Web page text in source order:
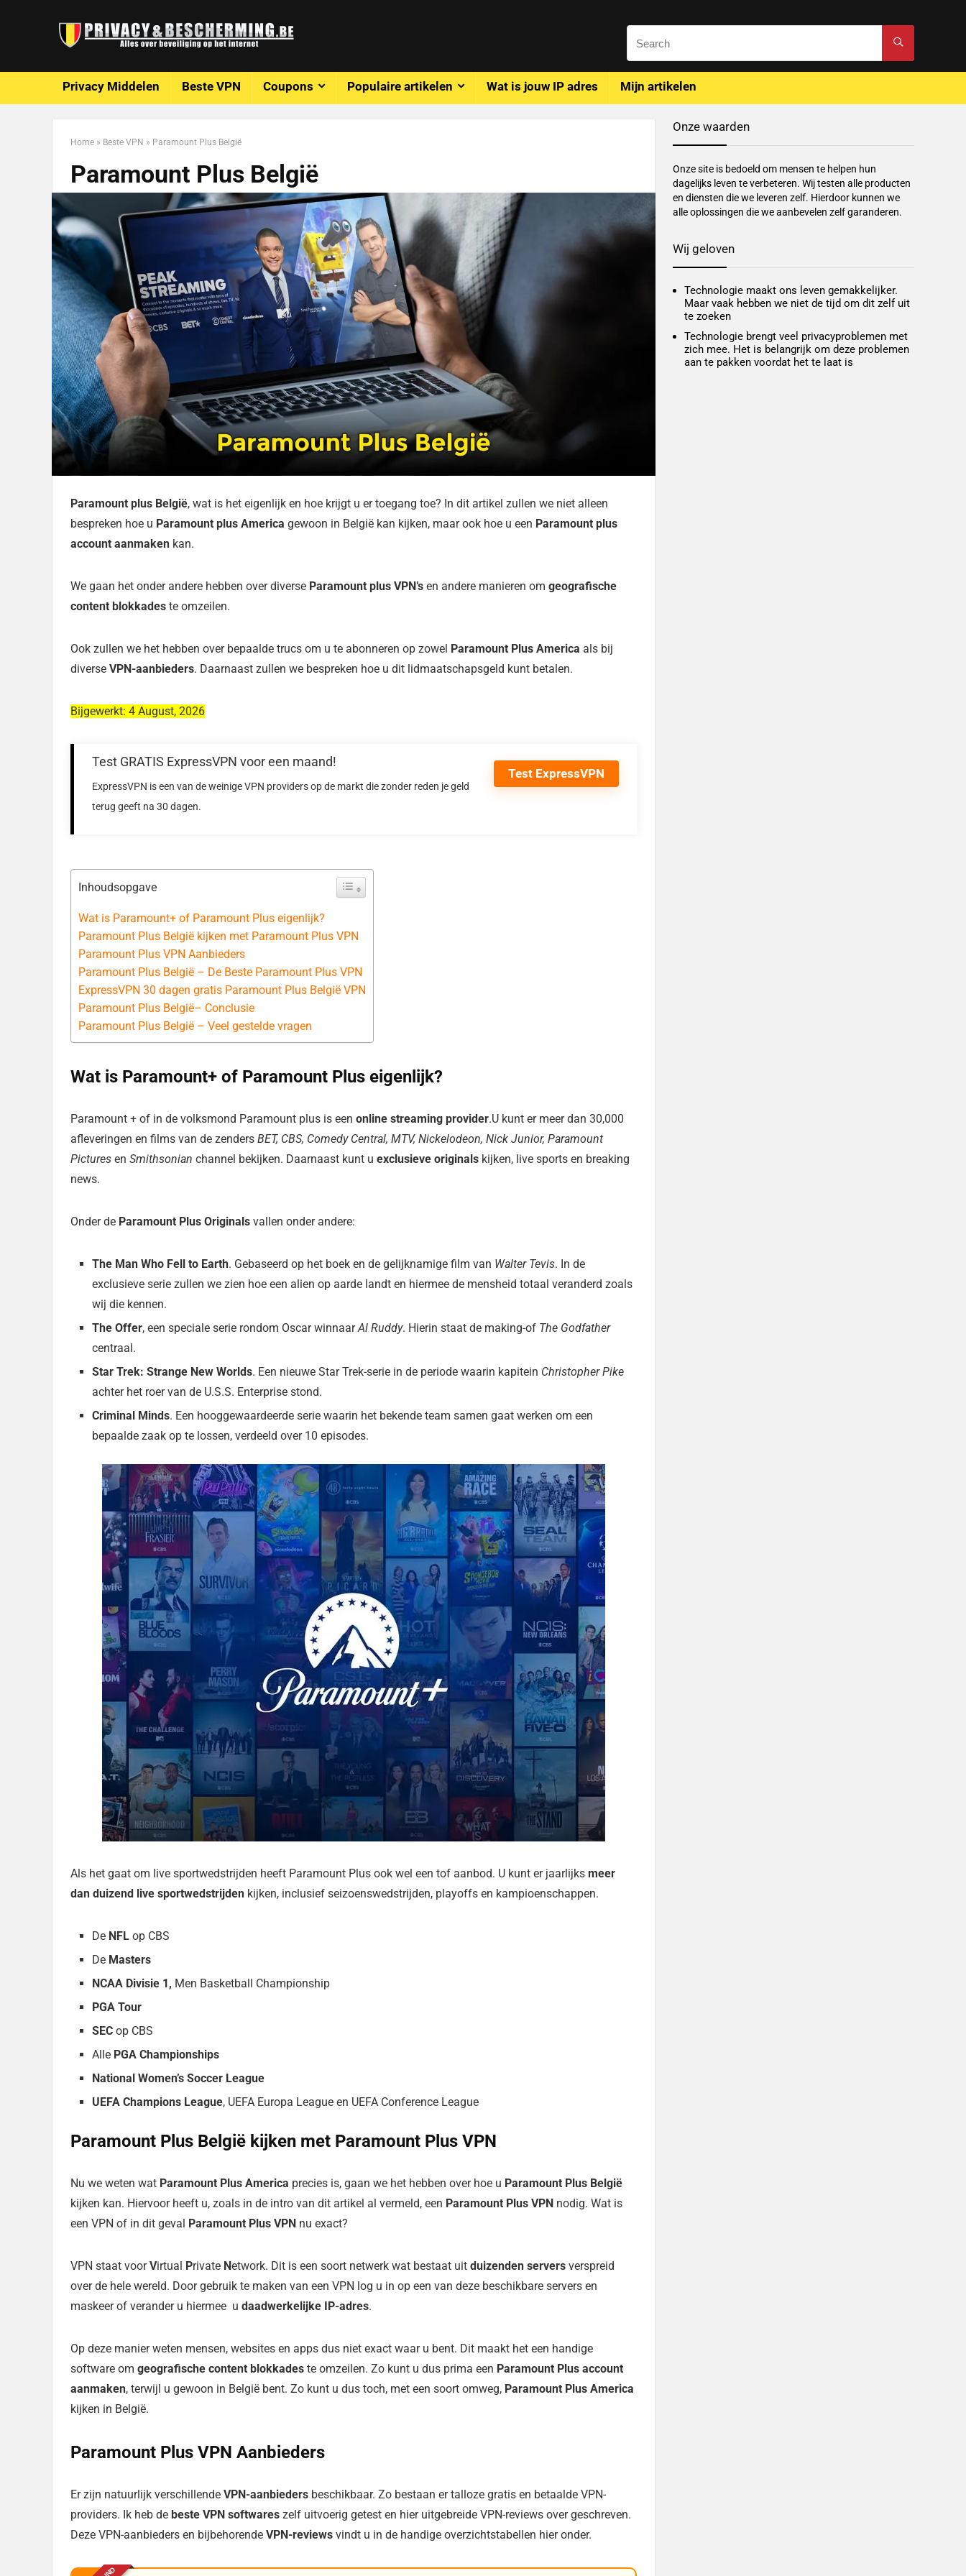
Privacy Middelen Beste VPN Coupons Populaire artikelen Wat is jouw IP adres Mijn artikelen
Home » Beste VPN » Paramount Plus België
Paramount Plus België
Paramount plus België, wat is het eigenlijk en hoe krijgt u er toegang toe? In dit artikel zullen we niet alleen
bespreken hoe u Paramount plus America gewoon in België kan kijken, maar ook hoe u een Paramount plus
account aanmaken kan.
We gaan het onder andere hebben over diverse Paramount plus VPN’s en andere manieren om geografische
content blokkades te omzeilen.
Ook zullen we het hebben over bepaalde trucs om u te abonneren op zowel Paramount Plus America als bij
diverse VPN-aanbieders. Daarnaast zullen we bespreken hoe u dit lidmaatschapsgeld kunt betalen.
Bijgewerkt: 4 August, 2026
Test ExpressVPN
Test GRATIS ExpressVPN voor een maand!
ExpressVPN is een van de weinige VPN providers op de markt die zonder reden je geld
terug geeft na 30 dagen.
Inhoudsopgave
Wat is Paramount+ of Paramount Plus eigenlijk?
Paramount Plus België kijken met Paramount Plus VPN
Paramount Plus VPN Aanbieders
Paramount Plus België – De Beste Paramount Plus VPN
ExpressVPN 30 dagen gratis Paramount Plus België VPN
Paramount Plus België– Conclusie
Paramount Plus België – Veel gestelde vragen
Wat is Paramount+ of Paramount Plus eigenlijk?
Paramount + of in de volksmond Paramount plus is een online streaming provider.U kunt er meer dan 30,000
afleveringen en films van de zenders BET, CBS, Comedy Central, MTV, Nickelodeon, Nick Junior, Paramount
Pictures en Smithsonian channel bekijken. Daarnaast kunt u exclusieve originals kijken, live sports en breaking
news.
Onder de Paramount Plus Originals vallen onder andere:
The Man Who Fell to Earth. Gebaseerd op het boek en de gelijknamige film van Walter Tevis. In de
exclusieve serie zullen we zien hoe een alien op aarde landt en hiermee de mensheid totaal veranderd zoals
wij die kennen.
The Offer, een speciale serie rondom Oscar winnaarAl Ruddy. Hierin staat de making-of The Godfather
centraal.
Star Trek: Strange New Worlds. Een nieuwe Star Trek-serie in de periode waarin kapitein Christopher Pike
achter het roer van de U.S.S. Enterprise stond.
Criminal Minds. Een hooggewaardeerde serie waarin het bekende team samen gaat werken om een
bepaalde zaak op te lossen, verdeeld over 10 episodes.
Als het gaat om live sportwedstrijden heeft Paramount Plus ook wel een tof aanbod. U kunt er jaarlijks meer
dan duizend live sportwedstrijden kijken, inclusief seizoenswedstrijden, playoffs en kampioenschappen.
De NFL op CBS
De Masters
NCAA Divisie 1, Men Basketball Championship
PGA Tour
SEC op CBS
Alle PGA Championships
National Women’s Soccer League
UEFA Champions League, UEFA Europa League en UEFA Conference League
Paramount Plus België kijken met Paramount Plus VPN
Nu we weten wat Paramount Plus America precies is, gaan we het hebben over hoe u Paramount Plus België
kijken kan. Hiervoor heeft u, zoals in de intro van dit artikel al vermeld, een Paramount Plus VPN nodig. Wat is
een VPN of in dit geval Paramount Plus VPN nu exact?
VPN staat voorVirtual Private Network. Dit is een soort netwerk wat bestaat uit duizenden servers verspreid
over de hele wereld. Door gebruik te maken van een VPN log u in op een van deze beschikbare servers en
maskeer of verander u hiermee u daadwerkelijke IP-adres.
Op deze manier weten mensen, websites en apps dus niet exact waar u bent. Dit maakt het een handige
software om geografische content blokkades te omzeilen. Zo kunt u dus prima een Paramount Plus account
aanmaken, terwijl u gewoon in België bent. Zo kunt u dus toch, met een soort omweg, Paramount Plus America
kijken in België.
Paramount Plus VPN Aanbieders
Er zijn natuurlijk verschillende VPN-aanbieders beschikbaar. Zo bestaan er talloze gratis en betaalde VPN-
providers. Ik heb de beste VPN softwares zelf uitvoerig getest en hier uitgebreide VPN-reviews over geschreven.
Deze VPN-aanbieders en bijbehorende VPN-reviews vindt u in de handige overzichtstabellen hier onder.
Onze waarden
Onze site is bedoeld om mensen te helpen hun
dagelijks leven te verbeteren. Wij testen alle producten
en diensten die we leveren zelf. Hierdoor kunnen we
alle oplossingen die we aanbevelen zelf garanderen.
Wij geloven
Technologie maakt ons leven gemakkelijker.
Maar vaak hebben we niet de tijd om dit zelf uit
te zoeken
Technologie brengt veel privacyproblemen met
zich mee. Het is belangrijk om deze problemen
aan te pakken voordat het te laat is